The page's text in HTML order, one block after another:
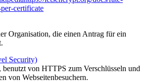
certificate
Organisation, die einen Antrag für ein
Security)
von HTTPS zum Verschlüsseln und
von Webseitenbesuchern.